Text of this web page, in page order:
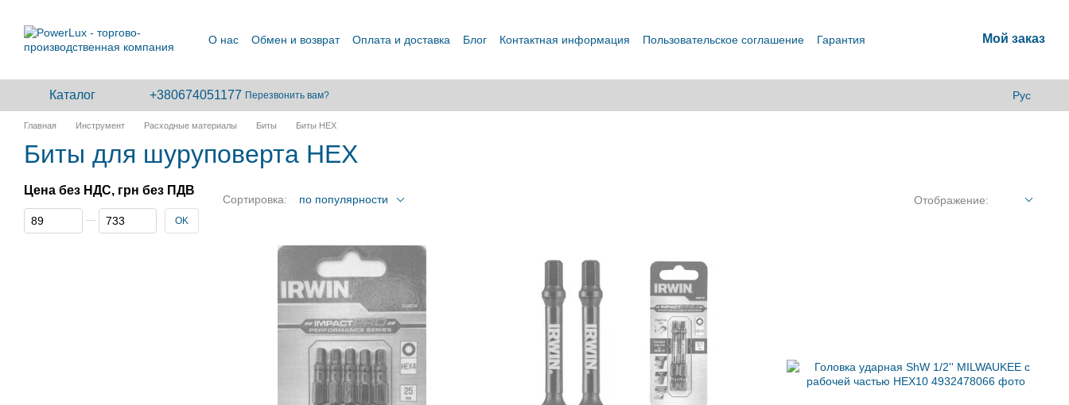
О нас Обмен и возврат Оплата и доставка Блог Контактная информация Пользовательское соглашение
Гарантия
Мой заказ
Каталог +380674051177 Перезвонить вам? Рус
Главная Инструмент Расходные материалы Биты Биты HEX
Биты для шуруповерта HEX
Сортировка: по популярности Отображение:
Цена без НДС, грн без ПДВ
От Цена без НДС, грн без ПДВ
До Цена без НДС, грн без ПДВOK